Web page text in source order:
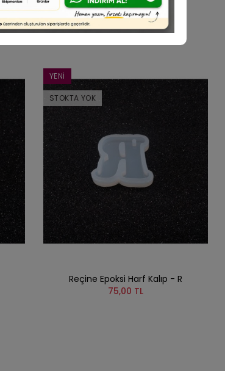
YENI
STOKTA YOK
Reçine Epoksi Harf Kalıp - R
75,00 TL